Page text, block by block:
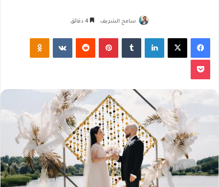
سامح الشريف
فيسبوك لينكدإن بينتيريست